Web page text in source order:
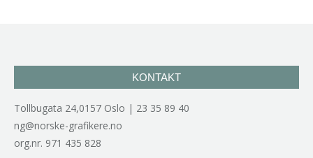
KONTAKT
Tollbugata 24,0157 Oslo | 23 35 89 40
ng@norske-grafikere.no
org.nr. 971 435 828